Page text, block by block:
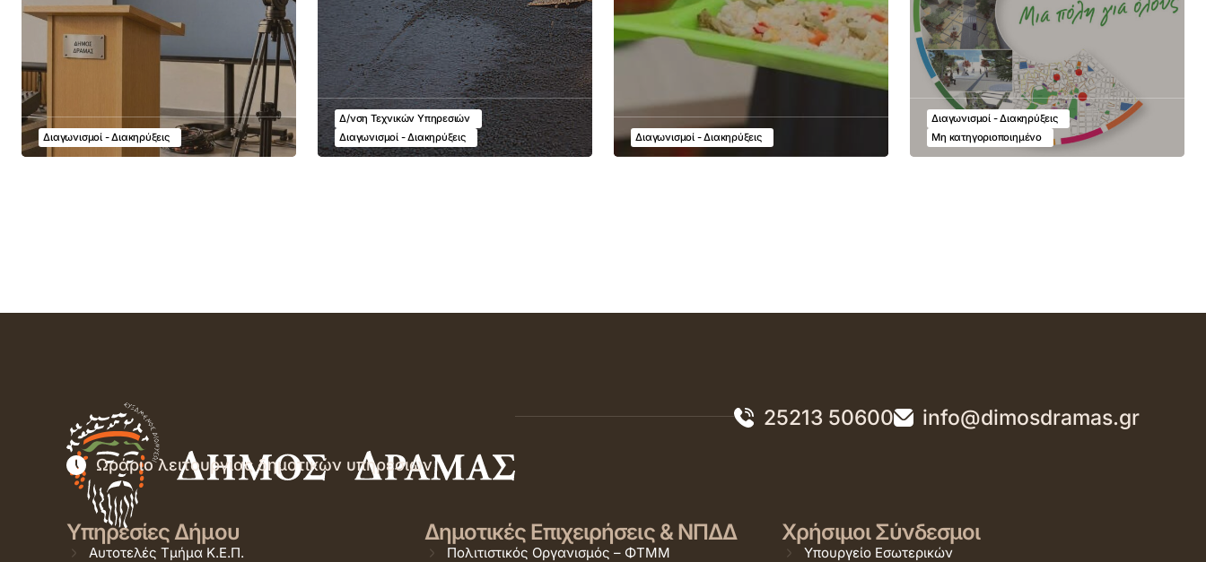
Διαγωνισμοί - Διακηρύξεις
Δ/νση Τεχνικών Υπηρεσιών
Διαγωνισμοί - Διακηρύξεις
Διαγωνισμοί - Διακηρύξεις
Διαγωνισμοί - Διακηρύξεις
Μη κατηγοριοποιημένο
25213 50600 info@dimosdramas.gr
Ωράριο λειτουργίας δημοτικών υπηρεσιών
Υπηρεσίες Δήμου
Αυτοτελές Τμήμα Κ.Ε.Π.
Δημοτικές Επιχειρήσεις & ΝΠΔΔ
Πολιτιστικός Οργανισμός – ΦΤΜΜ
Χρήσιμοι Σύνδεσμοι
Υπουργείο Εσωτερικών